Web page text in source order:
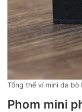
Tổng thể ví mini da bò
Phom mini